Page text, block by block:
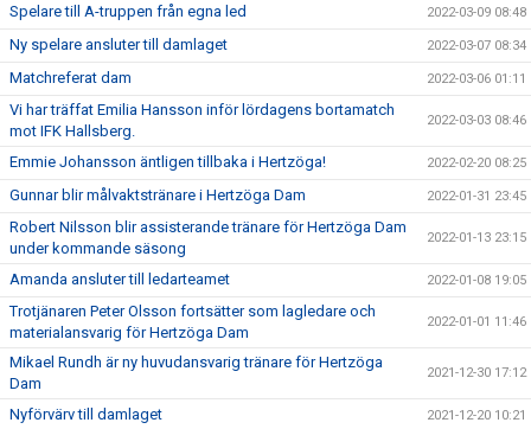
Spelare till A-truppen från egna led 2022-03-09 08:48
Ny spelare ansluter till damlaget 2022-03-07 08:34
Matchreferat dam 2022-03-06 01:11
Vi har träffat Emilia Hansson inför lördagens bortamatch
mot IFK Hallsberg.
2022-03-03 08:46
Emmie Johansson äntligen tillbaka i Hertzöga! 2022-02-20 08:25
Gunnar blir målvaktstränare i Hertzöga Dam 2022-01-31 23:45
Robert Nilsson blir assisterande tränare för Hertzöga Dam
under kommande säsong
2022-01-13 23:15
Amanda ansluter till ledarteamet 2022-01-08 19:05
Trotjänaren Peter Olsson fortsätter som lagledare och
materialansvarig för Hertzöga Dam
2022-01-01 11:46
Mikael Rundh är ny huvudansvarig tränare för Hertzöga
Dam
2021-12-30 17:12
Nyförvärv till damlaget 2021-12-20 10:21